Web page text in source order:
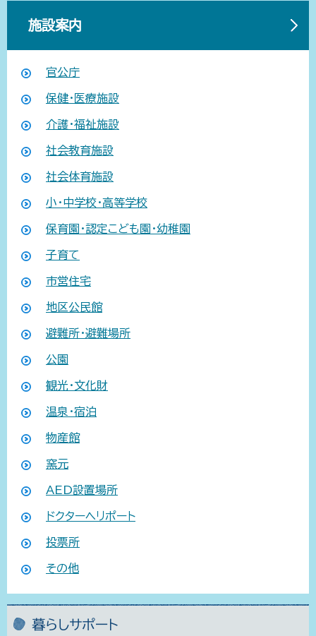
施設案内
官公庁
保健・医療施設
介護・福祉施設
社会教育施設
社会体育施設
小・中学校・高等学校
保育園・認定こども園・幼稚園
子育て
市営住宅
地区公民館
避難所・避難場所
公園
観光・文化財
温泉・宿泊
物産館
窯元
AED設置場所
ドクターヘリポート
投票所
その他
暮らしサポート